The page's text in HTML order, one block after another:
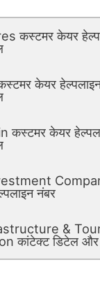
कस्टमर केयर
केयर
कस्टमर केयर
नंबर
&
कांटेक्ट डिटेल और